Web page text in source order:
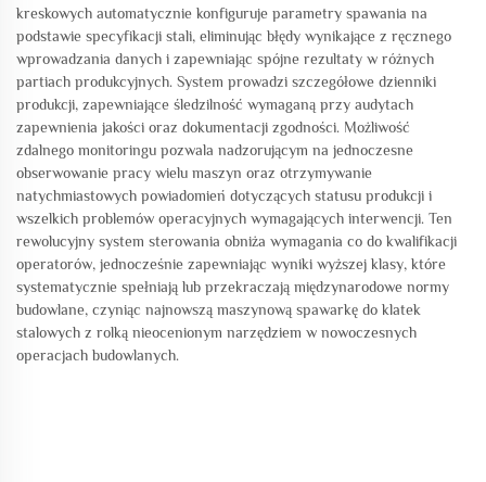
kreskowych automatycznie konfiguruje parametry spawania na
podstawie specyfikacji stali, eliminując błędy wynikające z ręcznego
wprowadzania danych i zapewniając spójne rezultaty w różnych
partiach produkcyjnych. System prowadzi szczegółowe dzienniki
produkcji, zapewniające śledzilność wymaganą przy audytach
zapewnienia jakości oraz dokumentacji zgodności. Możliwość
zdalnego monitoringu pozwala nadzorującym na jednoczesne
obserwowanie pracy wielu maszyn oraz otrzymywanie
natychmiastowych powiadomień dotyczących statusu produkcji i
wszelkich problemów operacyjnych wymagających interwencji. Ten
rewolucyjny system sterowania obniża wymagania co do kwalifikacji
operatorów, jednocześnie zapewniając wyniki wyższej klasy, które
systematycznie spełniają lub przekraczają międzynarodowe normy
budowlane, czyniąc najnowszą maszynową spawarkę do klatek
stalowych z rolką nieocenionym narzędziem w nowoczesnych
operacjach budowlanych.